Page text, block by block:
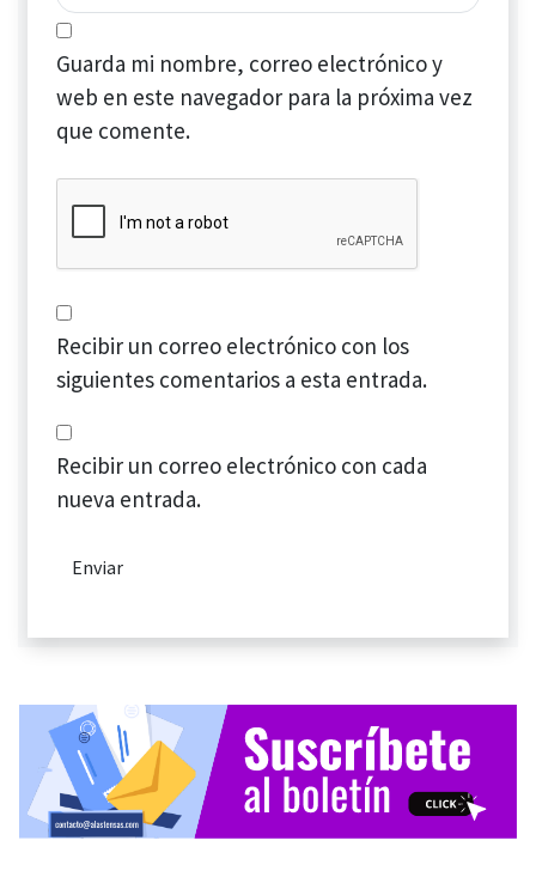
Guarda mi nombre, correo electrónico y
web en este navegador para la próxima vez
que comente.
Recibir un correo electrónico con los
siguientes comentarios a esta entrada.
Recibir un correo electrónico con cada
nueva entrada.